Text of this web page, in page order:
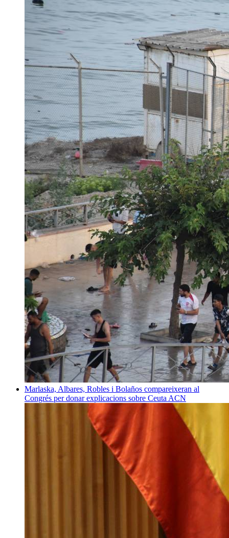
Marlaska, Albares, Robles i Bolaños compareixeran al
Congrés per donar explicacions sobre Ceuta ACN